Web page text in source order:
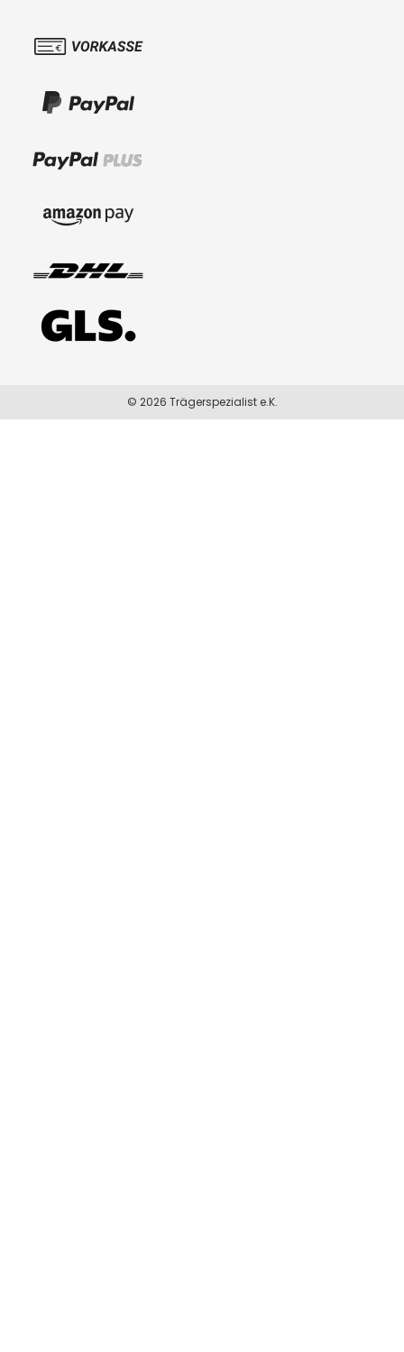
© 2026 Trägerspezialist e.K.